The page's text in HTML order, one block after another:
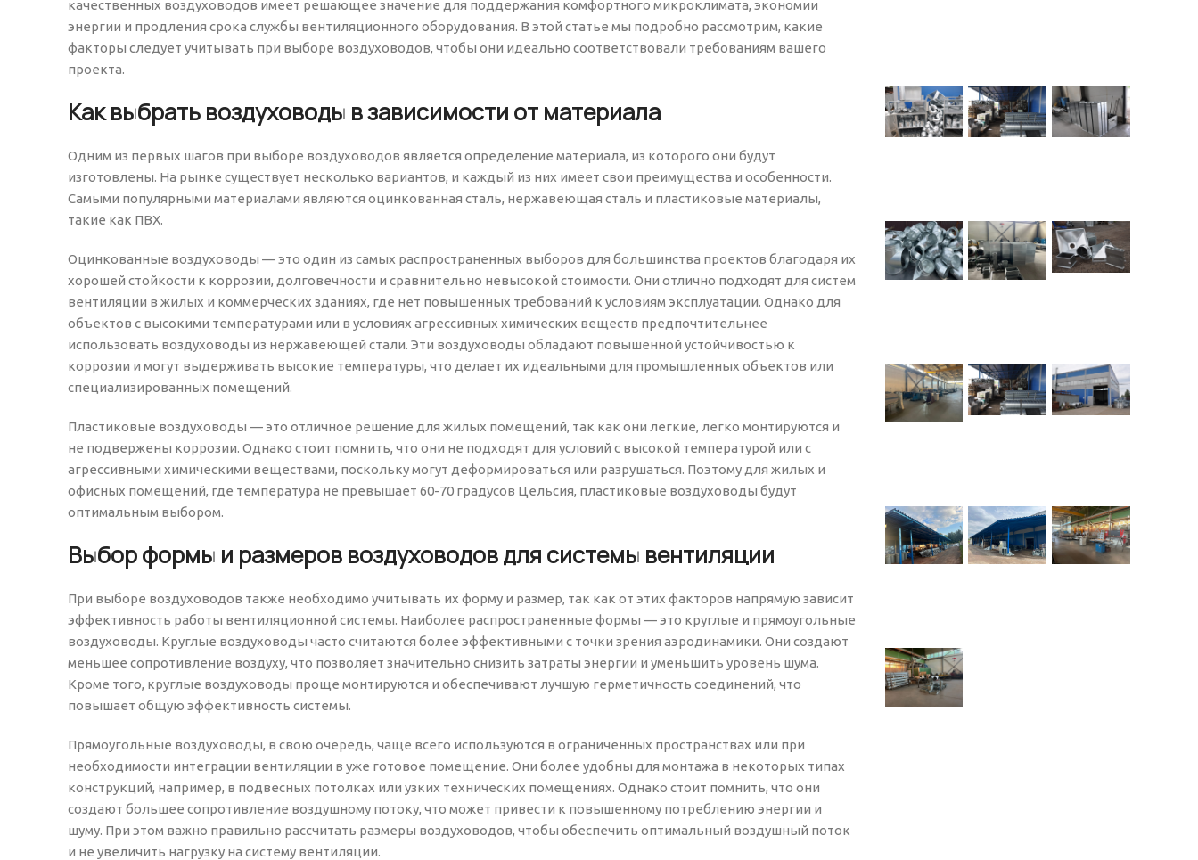
качественных воздуховодов имеет решающее значение для поддержания комфортного микроклимата, экономии
энергии и продления срока службы вентиляционного оборудования. В этой статье мы подробно рассмотрим, какие
факторы следует учитывать при выборе воздуховодов, чтобы они идеально соответствовали требованиям вашего
проекта.
Как выбрать воздуховоды в зависимости от материала
Одним из первых шагов при выборе воздуховодов является определение материала, из которого они будут
изготовлены. На рынке существует несколько вариантов, и каждый из них имеет свои преимущества и особенности.
Самыми популярными материалами являются оцинкованная сталь, нержавеющая сталь и пластиковые материалы,
такие как ПВХ.
Оцинкованные воздуховоды — это один из самых распространенных выборов для большинства проектов благодаря их
хорошей стойкости к коррозии, долговечности и сравнительно невысокой стоимости. Они отлично подходят для систем
вентиляции в жилых и коммерческих зданиях, где нет повышенных требований к условиям эксплуатации. Однако для
объектов с высокими температурами или в условиях агрессивных химических веществ предпочтительнее
использовать воздуховоды из нержавеющей стали. Эти воздуховоды обладают повышенной устойчивостью к
коррозии и могут выдерживать высокие температуры, что делает их идеальными для промышленных объектов или
специализированных помещений.
Пластиковые воздуховоды — это отличное решение для жилых помещений, так как они легкие, легко монтируются и
не подвержены коррозии. Однако стоит помнить, что они не подходят для условий с высокой температурой или с
агрессивными химическими веществами, поскольку могут деформироваться или разрушаться. Поэтому для жилых и
офисных помещений, где температура не превышает 60-70 градусов Цельсия, пластиковые воздуховоды будут
оптимальным выбором.
Выбор формы и размеров воздуховодов для системы вентиляции
При выборе воздуховодов также необходимо учитывать их форму и размер, так как от этих факторов напрямую зависит
эффективность работы вентиляционной системы. Наиболее распространенные формы — это круглые и прямоугольные
воздуховоды. Круглые воздуховоды часто считаются более эффективными с точки зрения аэродинамики. Они создают
меньшее сопротивление воздуху, что позволяет значительно снизить затраты энергии и уменьшить уровень шума.
Кроме того, круглые воздуховоды проще монтируются и обеспечивают лучшую герметичность соединений, что
повышает общую эффективность системы.
Прямоугольные воздуховоды, в свою очередь, чаще всего используются в ограниченных пространствах или при
необходимости интеграции вентиляции в уже готовое помещение. Они более удобны для монтажа в некоторых типах
конструкций, например, в подвесных потолках или узких технических помещениях. Однако стоит помнить, что они
создают большее сопротивление воздушному потоку, что может привести к повышенному потреблению энергии и
шуму. При этом важно правильно рассчитать размеры воздуховодов, чтобы обеспечить оптимальный воздушный поток
и не увеличить нагрузку на систему вентиляции.